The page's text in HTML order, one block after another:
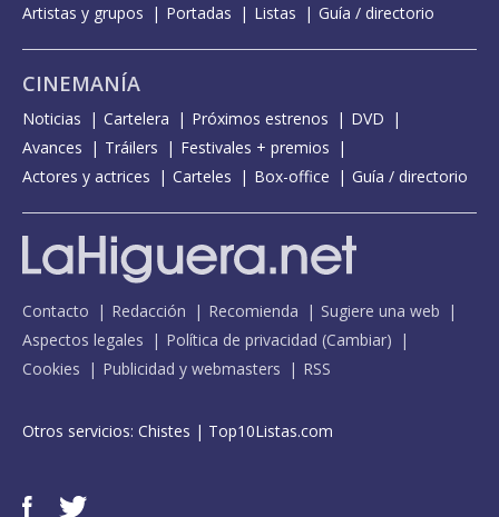
Artistas y grupos
Portadas Listas Guía / directorio
CINEMANÍA
Noticias Cartelera Próximos estrenos
DVD
Avances
Tráilers
Festivales + premios
Actores y actrices
Carteles Box-office Guía / directorio
Contacto Redacción Recomienda
Sugiere una web
Aspectos legales
Política de privacidad (Cambiar)
Cookies
Publicidad y webmasters RSS
Otros servicios: Chistes | Top10Listas.com